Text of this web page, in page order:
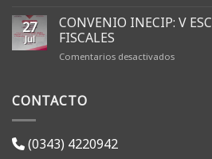
renovó
sus
y
27
Jul
CONVENIO INECIP: V
FISCALES
Comentarios desactivadosen
CONTACTO
(0343) 4220942